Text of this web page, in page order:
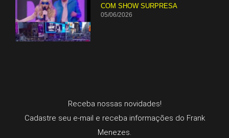
COM SHOW SURPRESA
05/06/2026
Receba nossas novidades!
Cadastre seu e-mail e receba informações do Frank
Menezes.